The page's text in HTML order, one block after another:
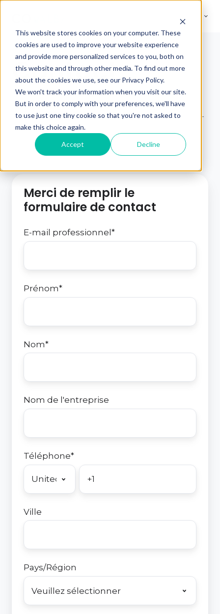
This website stores cookies on your computer. These
cookies are used to improve your website experience
and provide more personalized services to you, both on
this website and through other media. To find out more
about the cookies we use, see our Privacy Policy.
We won't track your information when you visit our site.
But in order to comply with your preferences, we'll have
to use just one tiny cookie so that you're not asked to
make this choice again.
Accept Decline
Contact
Besoin de plus d’informations sur nos
produits ? Utilisez le formulaire de contact ci-
dessous pour être mis en relation.
Merci de remplir le
formulaire de contact
E-mail professionnel *
Prénom*
Nom*
Nom de l'entreprise
Téléphone*
Ville
Pays/Région